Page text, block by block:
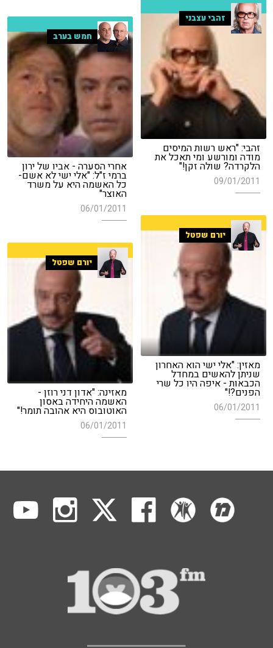
זהבי עצבני
זהבי: "ראש רשות המיסים
מודה ומורשע ומי תאכל את
הלקרדה? שולה זקן!"
09/01/2011
חמש בערב
אחרי הסערה - אביו של ירון
ברמי ז"ל: "אלי ישי לא אשם-
כל האשמה היא על משרד
האוצר"
06/01/2011
יורם שפטל
מאזין: "אלי ישי הוא האחרון
שניתן להאשים במחדל
הכבאות - איפה היו כל שרי
הפנים?!"
06/01/2011
יורם שפטל
מאזינה: "אדון דני רוזן -
האשמה היחידה באסון
האוטובוס היא אהובה תומר!"
06/01/2011